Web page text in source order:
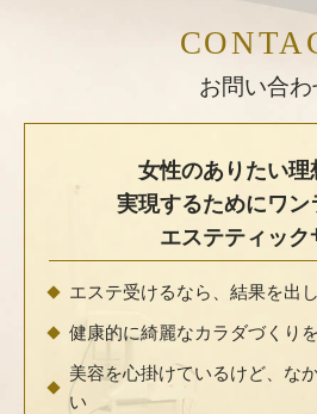
お問い合わ
女性のありたい理
実現するためにワン
エステティック
エステ受けるなら、結果を出
健康的に綺麗なカラダづくり
美容を心掛けているけど、な
い